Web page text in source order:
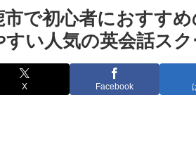
市で初心者におすす
すい人気の英会話スク
X Facebook